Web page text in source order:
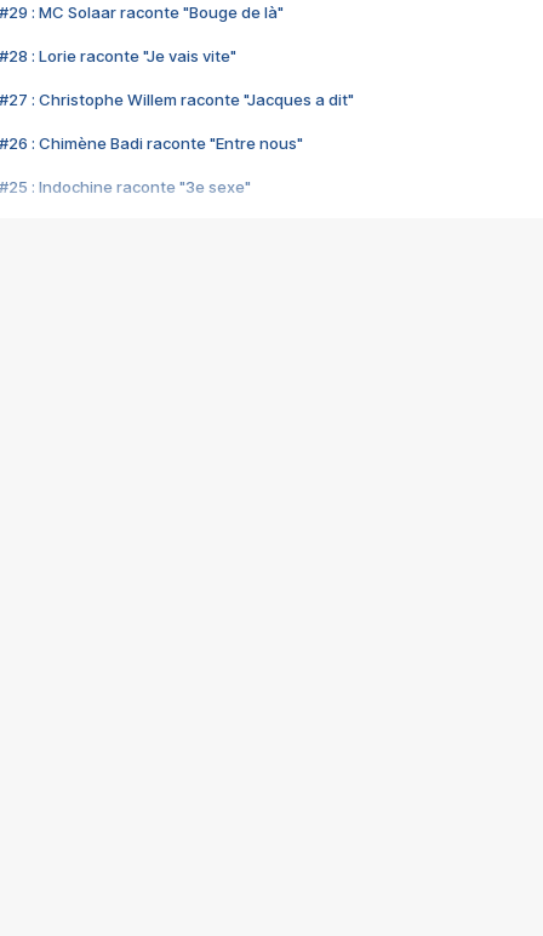
#29 : MC Solaar raconte "Bouge de là"
#28 : Lorie raconte "Je vais vite"
#27 : Christophe Willem raconte "Jacques a dit"
#26 : Chimène Badi raconte "Entre nous"
#25 : Indochine raconte "3e sexe"